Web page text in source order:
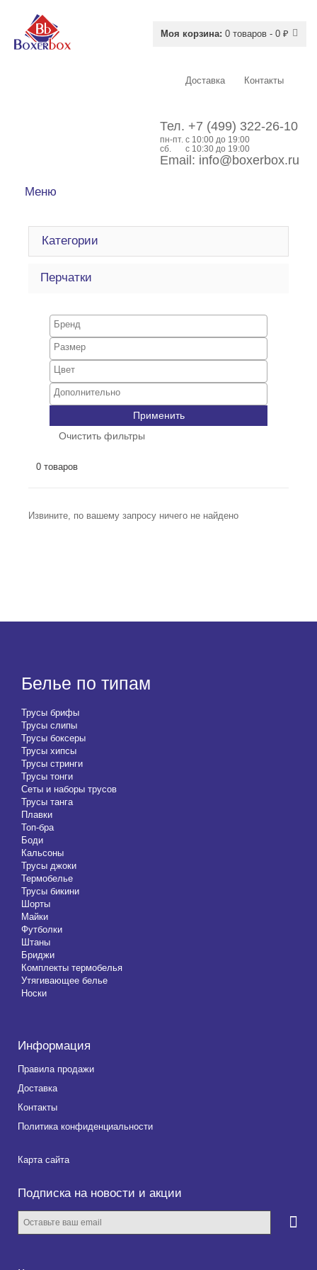
Моя корзина: 0 товаров - 0 ₽
Доставка Контакты
Тел. +7 (499) 322-26-10
пн-пт. c 10:00 до 19:00
сб.
с 10:30 до 19:00
Email: info@boxerbox.ru
Меню
Категории
Перчатки
Применить
Очистить фильтры
0 товаров
Извините, по вашему запросу ничего не найдено
Белье по типам
Трусы брифы
Трусы слипы
Трусы боксеры
Трусы хипсы
Трусы стринги
Трусы тонги
Сеты и наборы трусов
Трусы танга
Плавки
Топ-бра
Боди
Кальсоны
Трусы джоки
Термобелье
Трусы бикини
Шорты
Майки
Футболки
Штаны
Бриджи
Комплекты термобелья
Утягивающее белье
Носки
Информация
Правила продажи
Доставка
Контакты
Политика конфиденциальности
Карта сайта
Подписка на новости и акции